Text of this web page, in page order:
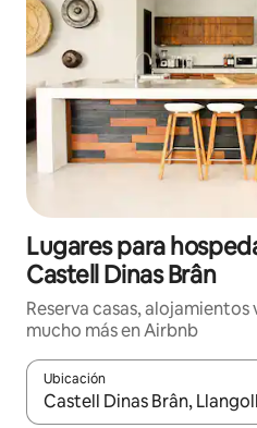
Lugares para
Castell Dinas Brân
Reserva casas,
mucho más en Airbnb
Ubicación
Cuando los resultados estén